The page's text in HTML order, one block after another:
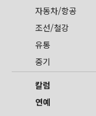
자동차/항공
조선/철강
유통
중기
칼럼
연예